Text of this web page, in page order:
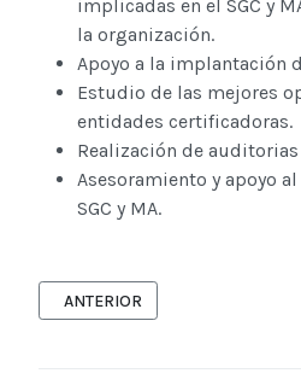
implicadas en el SGC y
la organización.
Apoyo a la implantación
Estudio de las mejores
entidades certificadoras.
Realización de
Asesoramiento y apoyo
SGC y MA.
ARTÍCULO ANTERIOR:
ANTERIOR